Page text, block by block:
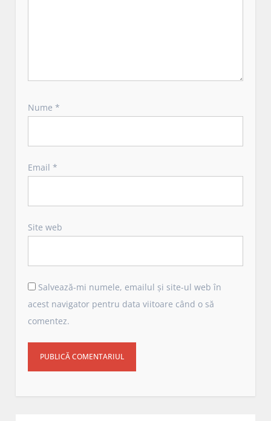
Nume*
Email*
Site web
Salvează-mi numele, emailul și site-ul web în
acest navigator pentru data viitoare când o să
comentez.